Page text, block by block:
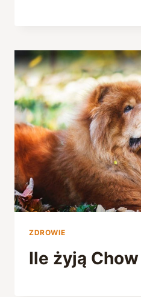
ZDROWIE
Ile żyją